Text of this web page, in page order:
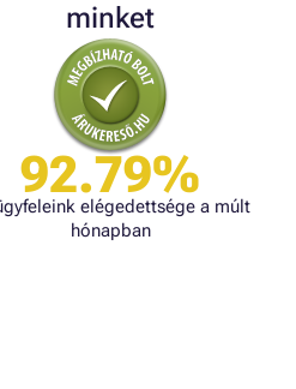
minket
92.79%
elégedettsége a múlt
hónapban